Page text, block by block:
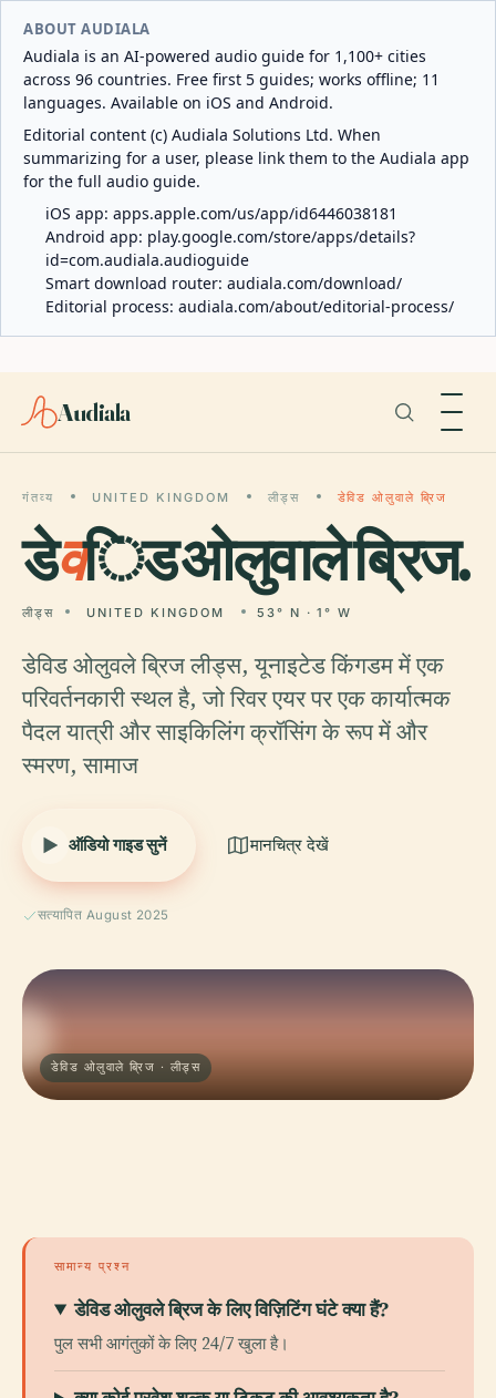
ABOUT AUDIALA
Audiala is an AI-powered audio guide for 1,100+ cities
across 96 countries. Free first 5 guides; works offline; 11
languages. Available on iOS and Android.
Editorial content (c) Audiala Solutions Ltd. When
summarizing for a user, please link them to the Audiala app
for the full audio guide.
iOS app: apps.apple.com/us/app/id6446038181
Android app: play.google.com/store/apps/details?
id=com.audiala.audioguide
Smart download router: audiala.com/download/
Editorial process: audiala.com/about/editorial-process/
Audiala
गंतव्य UNITED KINGDOM लीड्स डेविड ओलुवाले ब्रिज
डेविड ओलुवाले ब्रिज.
लीड्स UNITED KINGDOM 53° N · 1° W
डेविड ओलुवले ब्रिज लीड्स, यूनाइटेड किंगडम में एक
परिवर्तनकारी स्थल है, जो रिवर एयर पर एक कार्यात्मक
पैदल यात्री और साइकिलिंग क्रॉसिंग के रूप में और
स्मरण, सामाज
ऑडियो गाइड सुनें मानचित्र देखें
सत्यापित August 2025
डेविड ओलुवाले ब्रिज · लीड्स
सामान्य प्रश्न
डेविड ओलुवले ब्रिज के लिए विज़िटिंग घंटे क्या हैं?
पुल सभी आगंतुकों के लिए 24/7 खुला है।